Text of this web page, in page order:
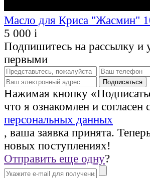
Масло для Криса "Жасмин"
5 000 i
Подпишитесь на рассылку и
первыми
Нажимая кнопку
что я ознакомлен и согласен
персональных данных
, ваша заявка принята.
новых поступлениях!
Отправить еще одну?